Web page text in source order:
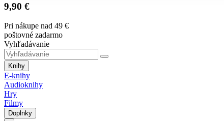
9,90 €
Pri nákupe nad 49 €
poštovné zadarmo
Vyhľadávanie
Knihy
E-knihy
Audioknihy
Hry
Filmy
Doplnky